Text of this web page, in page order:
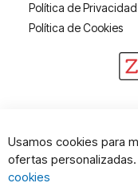
Política de Privacidad
Política de Cookies
Usamos cookies para
ofertas
cookies